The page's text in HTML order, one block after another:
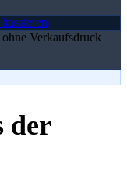
Verkaufsdruck
der